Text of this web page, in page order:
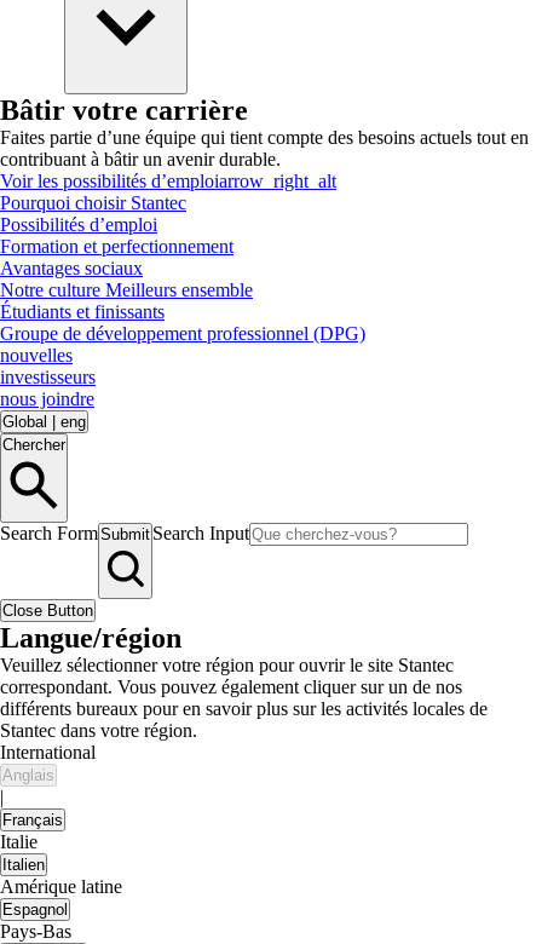
Bâtir votre carrière
Faites partie d’une équipe qui tient compte des besoins actuels tout en
contribuant à bâtir un avenir durable.
Voir les possibilités d’emploiarrow_right_alt
Pourquoi choisir Stantec
Possibilités d’emploi
Formation et perfectionnement
Avantages sociaux
Notre culture Meilleurs ensemble
Étudiants et finissants
Groupe de développement professionnel (DPG)
nouvelles
investisseurs
nous joindre
Global
eng
Chercher
Search FormSubmit Search Input
Close Button
Langue/région
Veuillez sélectionner votre région pour ouvrir le site Stantec
correspondant. Vous pouvez également cliquer sur un de nos
différents bureaux pour en savoir plus sur les activités locales de
Stantec dans votre région.
International
Anglais
|
Français
Italie
Italien
Amérique latine
Espagnol
Pays-Bas